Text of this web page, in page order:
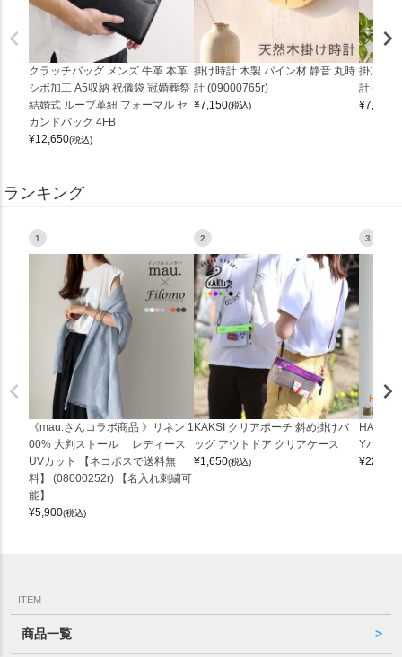
クラッチバッグ メンズ 牛革 本革
シボ加工 A5収納 祝儀袋 冠婚葬祭
結婚式 ループ革紐 フォーマル セ
カンドバッグ 4FB
¥12,650(税込)
掛け時計 木製 パイン材 静音 丸時
計 (09000765r)
¥7,150(税込)
掛け時
計
¥7,150
ランキング
1
《mau.さんコラボ商品 》リネン 1
00% 大判ストール レディース
UVカット 【ネコポスで送料無
料】 (08000252r) 【名入れ刺繍可
能】
¥5,900(税込)
2
KAKSI クリアポーチ 斜め掛けバ
ッグ アウトドア クリアケース
¥1,650(税込)
3
Yバッグ
¥22,000
ITEM
商品一覧